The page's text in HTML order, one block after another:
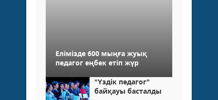
Елімізде 600 мыңға жуық
педагог еңбек етіп жүр
"Үздік педагог"
байқауы басталды